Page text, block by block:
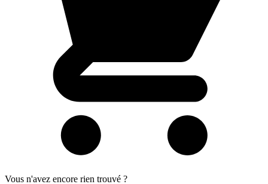
Vous n'avez encore rien trouvé ?